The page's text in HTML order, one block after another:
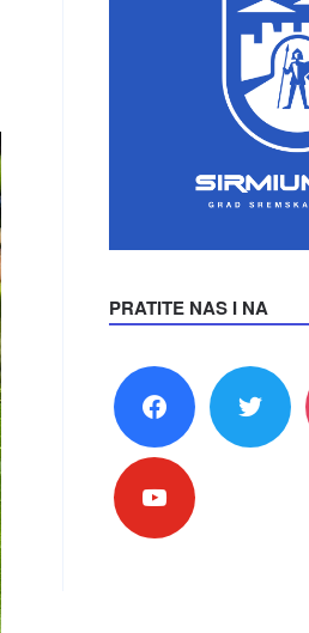
PRATITE NAS I NA
facebook twitter
youtube